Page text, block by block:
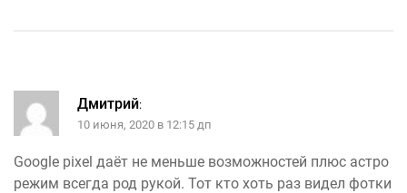
Дмитрий:
10 июня, 2020 в 12:15 дп
Google pixel даёт не меньше возможностей плюс астро
режим всегда род рукой. Тот кто хоть раз видел фотки